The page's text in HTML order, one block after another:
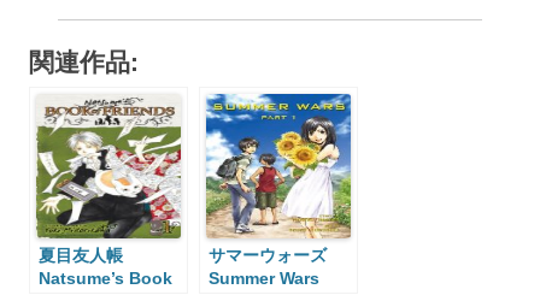
関連作品:
夏目友人帳
Natsume’s Book
サマーウォーズ
Summer Wars